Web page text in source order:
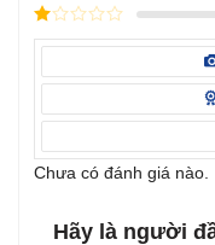
hạng3
5 sao
Được
hạng
sao
Được
1
sao
Chưa có đánh giá nào.
Hãy là người